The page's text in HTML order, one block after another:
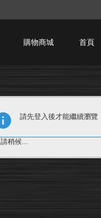
購物商城 首頁
請先登入後才能繼續瀏覽
請稍候...